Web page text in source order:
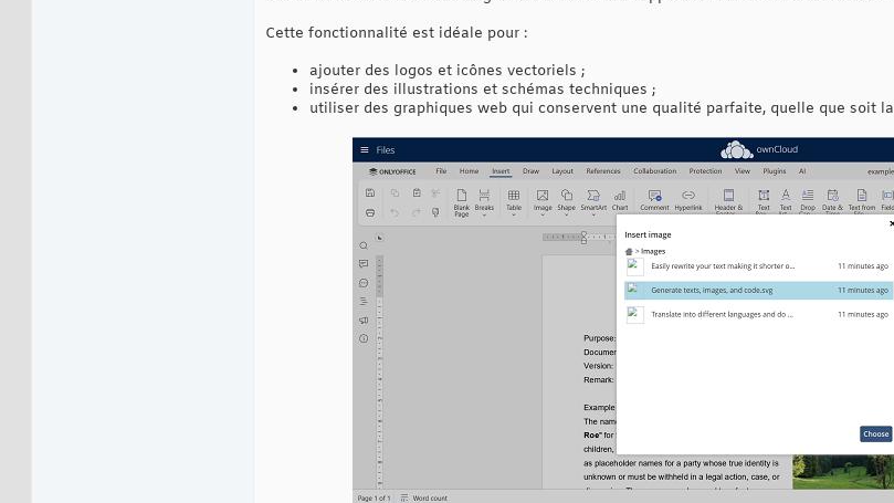
Cette fonctionnalité est idéale pour :
ajouter des logos et icônes vectoriels ;
insérer des illustrations et schémas techniques ;
utiliser des graphiques web qui conservent une qualité parfaite, quelle que soit